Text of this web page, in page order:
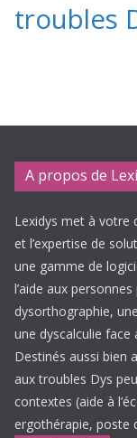
troubles
A propos de
Lexidys met à votre
et l’expertise de
une gamme de
l’aide aux
dysorthographie,
une dyscalculie face
Destinés aussi bien
aux troubles Dys
contextes (aide à
ergothérapie, poste